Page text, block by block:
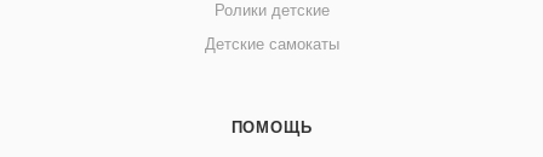
Ролики детские
Детские самокаты
ПОМОЩЬ